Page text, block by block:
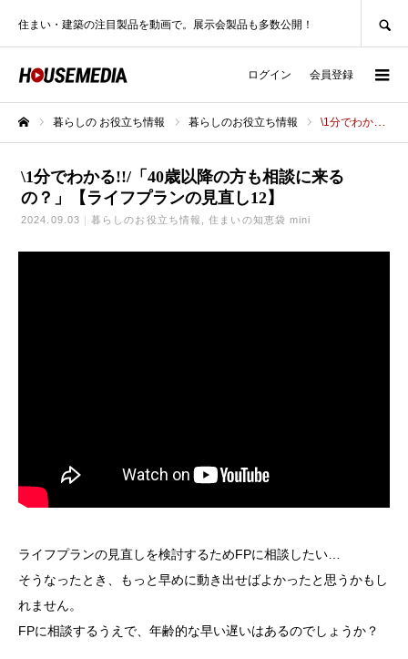
住まい・建築の注目製品を動画で。展示会製品も多数公開！
ログイン 会員登録
暮らしの お役立ち情報 暮らしのお役立ち情報 \1分でわかる!!/「40歳以降の方も相談に来るの？」【ライフプランの見直し12】
\1分でわかる!!/「40歳以降の方も相談に来る
の？」【ライフプランの見直し12】
2024.09.03 暮らしのお役立ち情報 住まいの知恵袋 mini
ライフプランの見直しを検討するためFPに相談したい…
そうなったとき、もっと早めに動き出せばよかったと思うかもし
れません。
FPに相談するうえで、年齢的な早い遅いはあるのでしょうか？